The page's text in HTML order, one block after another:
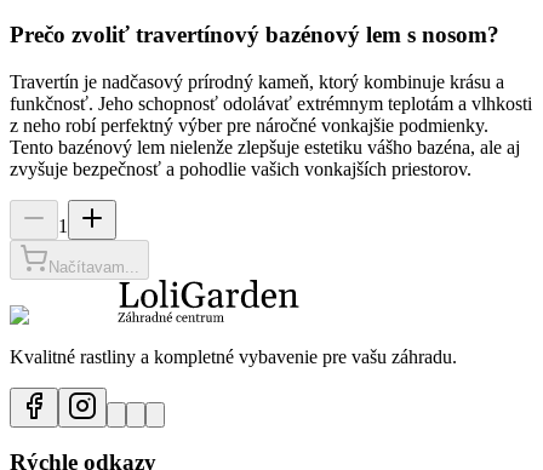
Prečo zvoliť travertínový bazénový lem s nosom?
Travertín je nadčasový prírodný kameň, ktorý kombinuje krásu a
funkčnosť. Jeho schopnosť odolávať extrémnym teplotám a vlhkosti
z neho robí perfektný výber pre náročné vonkajšie podmienky.
Tento bazénový lem nielenže zlepšuje estetiku vášho bazéna, ale aj
zvyšuje bezpečnosť a pohodlie vašich vonkajších priestorov.
1
Načítavam...
Kvalitné rastliny a kompletné vybavenie pre vašu záhradu.
Rýchle odkazy